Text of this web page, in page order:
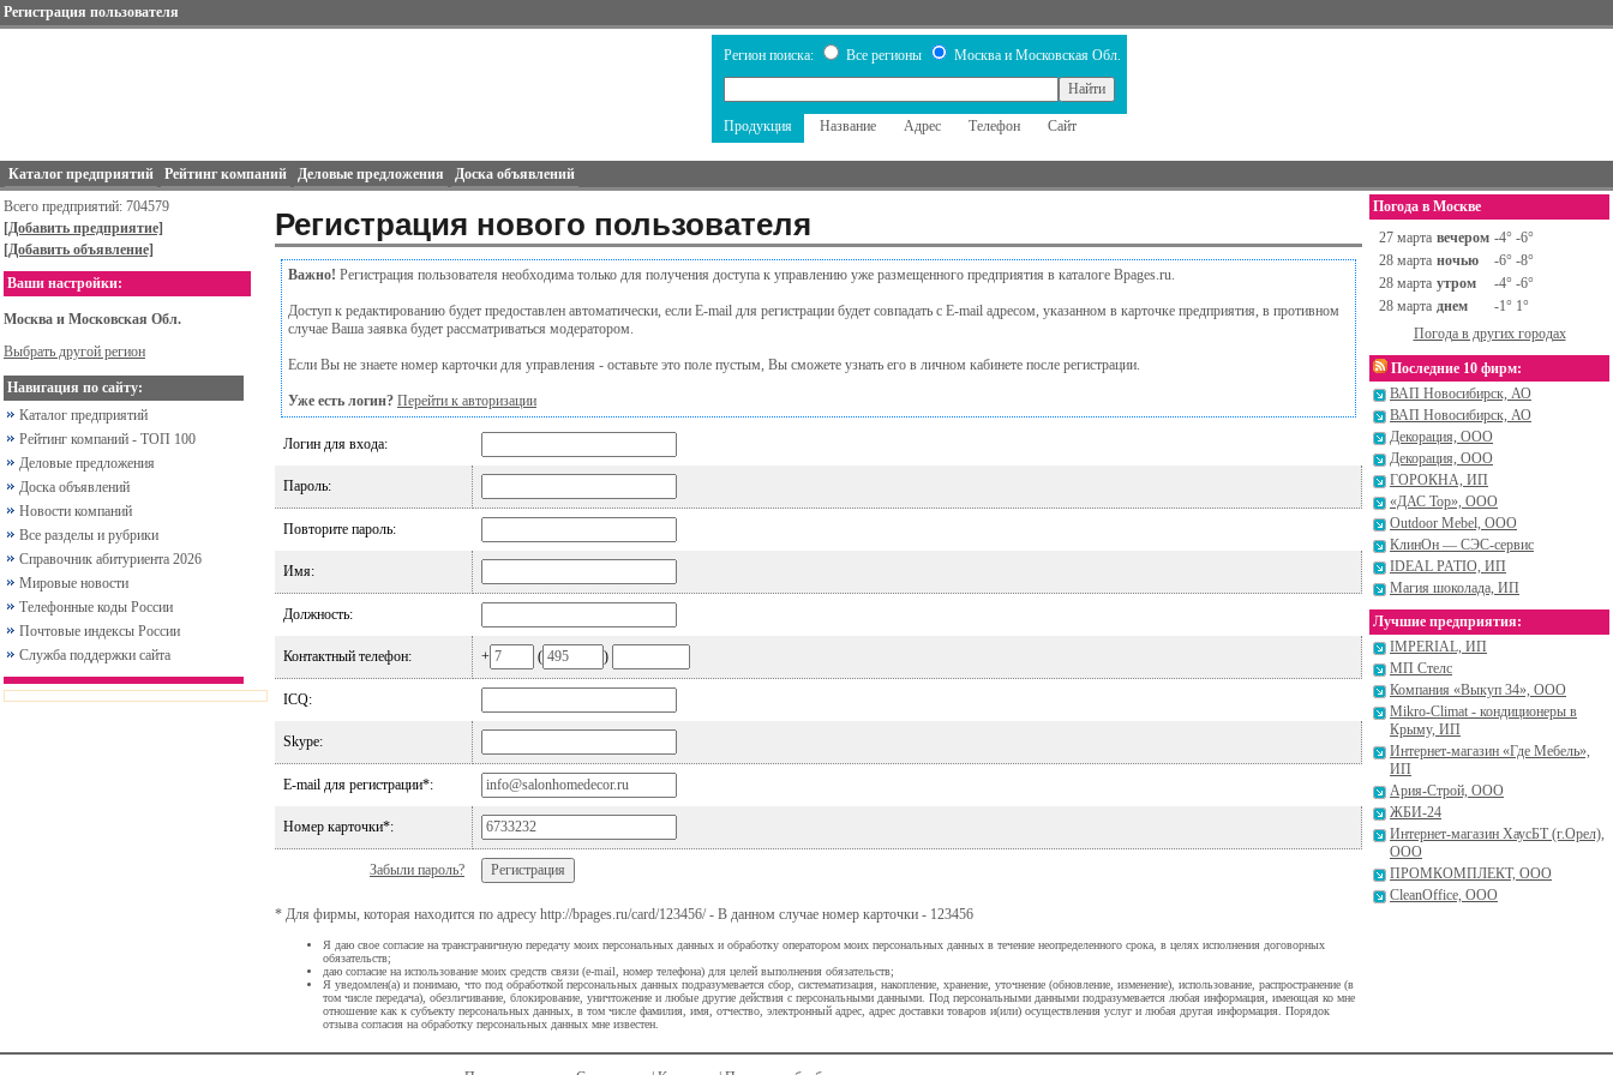
Регистрация пользователя
Регион поиска: Все регионы Москва и Московская Обл.
Продукция Название Адрес Телефон Сайт
Каталог предприятий Рейтинг компаний Деловые предложения
Доска объявлений
Всего предприятий: 704579
[Добавить предприятие]
[Добавить объявление]
Ваши настройки:
Москва и Московская Обл.
Выбрать другой регион
Навигация по сайту:
Каталог предприятий
Рейтинг компаний - ТОП 100
Деловые предложения
Доска объявлений
Новости компаний
Все разделы и рубрики
Справочник абитуриента 2026
Мировые новости
Телефонные коды России
Почтовые индексы России
Служба поддержки сайта
Регистрация нового пользователя
Важно! Регистрация пользователя необходима только для получения доступа к управлению уже размещенного предприятия в каталоге Bpages.ru.
Доступ к редактированию будет предоставлен автоматически, если E-mail для регистрации будет совпадать с E-mail адресом, указанном в карточке предприятия, в противном
случае Ваша заявка будет рассматриваться модератором.
Если Вы не знаете номер карточки для управления - оставьте это поле пустым, Вы сможете узнать его в личном кабинете после регистрации.
Уже есть логин? Перейти к авторизации
Логин для входа:
Пароль:
Повторите пароль:
Имя:
Должность:
Контактный телефон: + ( )
ICQ:
Skype:
E-mail для регистрации*:
Номер карточки*:
Забыли пароль?
* Для фирмы, которая находится по адресу http://bpages.ru/card/123456/ - В данном случае номер карточки - 123456
Я даю свое согласие на трансграничную передачу моих персональных данных и обработку оператором моих персональных данных в течение неопределенного срока, в целях исполнения договорных
обязательств;
даю согласие на использование моих средств связи (e-mail, номер телефона) для целей выполнения обязательств;
Я уведомлен(а) и понимаю, что под обработкой персональных данных подразумевается сбор, систематизация, накопление, хранение, уточнение (обновление, изменение), использование, распространение (в
том числе передача), обезличивание, блокирование, уничтожение и любые другие действия с персональными данными. Под персональными данными подразумевается любая информация, имеющая ко мне
отношение как к субъекту персональных данных, в том числе фамилия, имя, отчество, электронный адрес, адрес доставки товаров и(или) осуществления услуг и любая другая информация. Порядок
отзыва согласия на обработку персональных данных мне известен.
Погода в Москве
27 марта вечером -4° -6°
28 марта ночью
-6° -8°
28 марта утром
-4° -6°
28 марта днем
-1° 1°
Погода в других городах
Последние 10 фирм:
ВАП Новосибирск, АО
ВАП Новосибирск, АО
Декорация, ООО
Декорация, ООО
ГОРОКНА, ИП
«ДАС Тор», ООО
Outdoor Mebel, ООО
КлинОн — СЭС-сервис
IDEAL PATIO, ИП
Магия шоколада, ИП
Лучшие предприятия:
IMPERIAL, ИП
МП Стелс
Компания «Выкуп 34», ООО
Mikro-Climat - кондиционеры в
Крыму, ИП
Интернет-магазин «Где Мебель»,
ИП
Ария-Строй, ООО
ЖБИ-24
Интернет-магазин ХаусБТ (г.Орел),
ООО
ПРОМКОМПЛЕКТ, ООО
CleanOffice, ООО